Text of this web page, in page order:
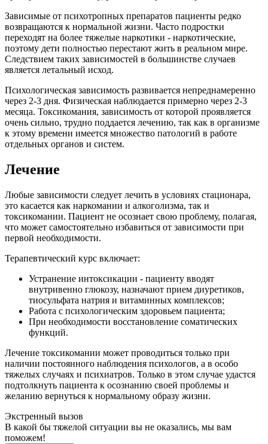
Зависимые от психотропных препаратов пациенты редко
возвращаются к нормальной жизни. Часто подростки
переходят на более тяжелые наркотики - наркотические,
поэтому дети полностью перестают жить в реальном мире.
Следствием таких зависимостей в большинстве случаев
является летальный исход.
Психологическая зависимость развивается непреднамеренно
через 2-3 дня. Физическая наблюдается примерно через 2-3
месяца. Токсикомания, зависимость от которой проявляется
очень сильно, трудно поддается лечению, так как в организме
к этому времени имеется множество патологий в работе
отдельных органов и систем.
Лечение
Любые зависимости следует лечить в условиях стационара,
это касается как наркомании и алкоголизма, так и
токсикомании. Пациент не осознает свою проблему, полагая,
что может самостоятельно избавиться от зависимости при
первой необходимости.
Терапевтический курс включает:
Устранение интоксикации - пациенту вводят
внутривенно глюкозу, назначают прием диуретиков,
тиосульфата натрия и витаминных комплексов;
Работа с психологическим здоровьем пациента;
При необходимости восстановление соматических
функций.
Лечение токсикомании может проводиться только при
наличии постоянного наблюдения психологов, а в особо
тяжелых случаях и психиатров. Только в этом случае удастся
подтолкнуть пациента к осознанию своей проблемы и
желанию вернуться к нормальному образу жизни.
Экстренный вызов
В какой бы тяжелой ситуации вы не оказались, мы вам
поможем!